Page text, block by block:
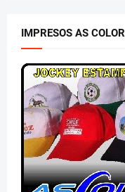
IMPRESOS AS COLOR